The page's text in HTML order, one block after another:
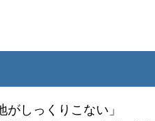
しっくりこない」